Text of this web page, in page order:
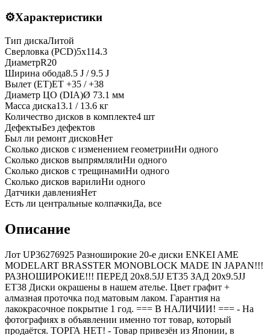
⚙️Характеристики
Тип дискаЛитой
Сверловка (PCD)5x114.3
ДиаметрR20
Ширина обода8.5 J / 9.5 J
Вылет (ET)ET +35 / +38
Диаметр ЦО (DIA)Ø 73.1 мм
Масса диска13.1 / 13.6 кг
Количество дисков в комплекте4 шт
ДефектыБез дефектов
Был ли ремонт дисковНет
Сколько дисков с изменением геометрииНи одного
Сколько дисков выпрямлялиНи одного
Сколько дисков с трещинамиНи одного
Сколько дисков варилиНи одного
Датчики давленияНет
Есть ли центральные колпачкиДа, все
Описание
Лот UP36276925 Разноширокие 20-е диски ENKEI AME
MODELART BRASSTER MONOBLOCK MADE IN JAPAN!!!
РАЗНОШИРОКИЕ!!! ПЕРЕД 20x8.5JJ ET35 ЗАД 20x9.5JJ
ET38 Диски окрашены в нашем ателье. Цвет графит +
алмазная проточка под матовым лаком. Гарантия на
лакокрасочное покрытие 1 год. === B НАЛИЧИИ! === - На
фотографиях в объявлении именно тот товар, который
продаётся. ТОРГА НЕТ! - Товар привезён из Японии, в